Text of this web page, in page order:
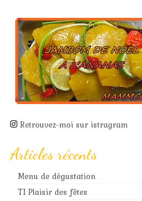
Retrouvez-moi sur istragram
Articles récents
Menu de dégustation
TI Plaisir des fêtes